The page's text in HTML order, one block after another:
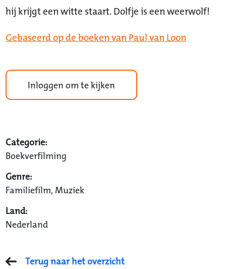
hij krijgt een witte staart. Dolfje is een weerwolf!
Gebaseerd op de boeken van Paul van Loon
Inloggen om te kijken
Categorie:
Boekverfilming
Genre:
Familiefilm, Muziek
Land:
Nederland
Terug naar het overzicht